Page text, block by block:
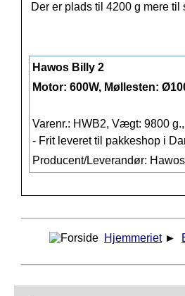
Der er plads til 4200 g mere
Hawos Billy 2
Motor: 600W, Møllesten:
Varenr.: HWB2, Vægt: 9800 g.,
- Frit leveret til pakkeshop i
Producent/Leverandør: Hawos
Hjemmeriet ►